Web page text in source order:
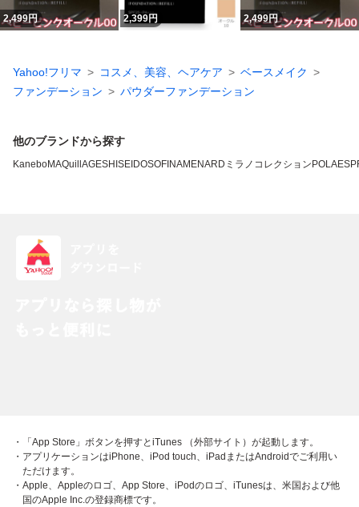
2,499円 2,399円 2,499円
Yahoo!フリマ コスメ、美容、ヘアケア
ベースメイク
ファンデーション
パウダーファンデーション
他のブランドから探す
KaneboMAQuillAGESHISEIDOSOFINAMENARD ミラノコレクション POLA
・「App Store」ボタンを押すとiTunes （外部サイト）が起動します。
・アプリケーションはiPhone、iPod touch、iPadまたはAndroidでご利用い
ただけます。
・Apple、Appleのロゴ、App Store、iPodのロゴ、iTunesは、米国および他
国のApple Inc.の登録商標です。